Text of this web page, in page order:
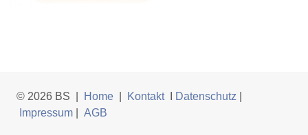
© 2026 BS | Home KontaktI Datenschutz
Impressum
AGB